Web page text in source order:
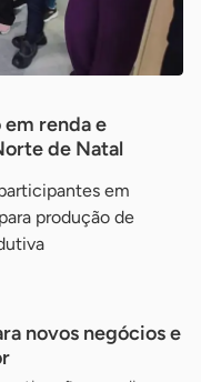
renda e
de Natal
em
produção de
novos negócios e